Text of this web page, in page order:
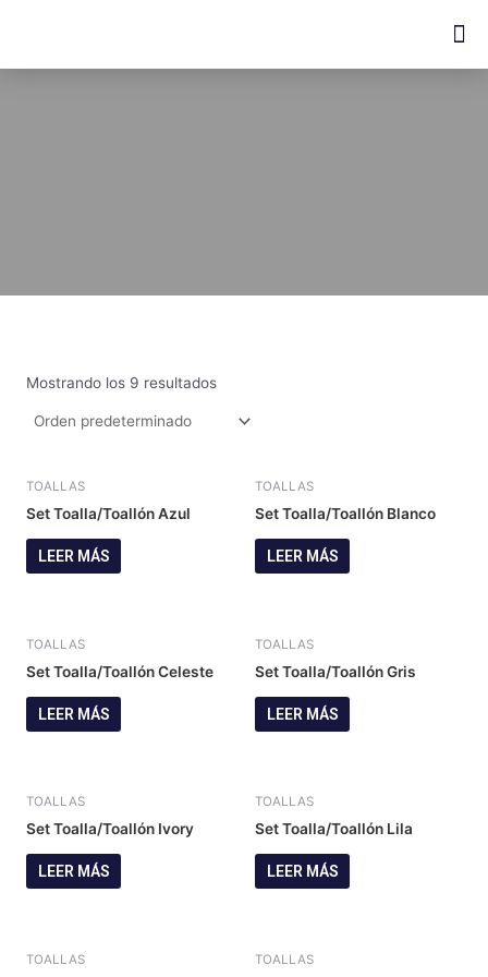
Mostrando los 9 resultados
TOALLAS
Set Toalla/Toallón Azul
LEER MÁS
TOALLAS
Set Toalla/Toallón Blanco
LEER MÁS
TOALLAS
Set Toalla/Toallón Celeste
LEER MÁS
TOALLAS
Set Toalla/Toallón Gris
LEER MÁS
TOALLAS
Set Toalla/Toallón Ivory
LEER MÁS
TOALLAS
Set Toalla/Toallón Lila
LEER MÁS
TOALLAS TOALLAS